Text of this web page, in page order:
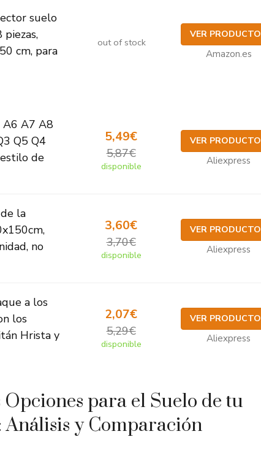
suelo
piezas,
cm, para
out of stock
VER PRODUCTO
Amazon.es
A6 A7 A8
Q5 Q4
de
5,49€
5,87€
disponible
VER PRODUCTO
Aliexpress
la
no
3,60€
3,70€
disponible
VER PRODUCTO
Aliexpress
a los
los
Hrista y
2,07€
5,29€
disponible
VER PRODUCTO
Aliexpress
para el Suelo de tu
y Comparación